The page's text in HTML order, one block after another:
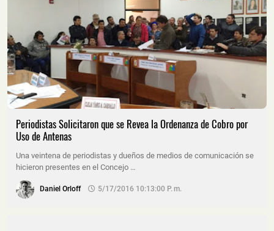
Periodistas Solicitaron que se Revea la Ordenanza de Cobro por
Uso de Antenas
Una veintena de periodistas y dueños de medios de comunicación se
hicieron presentes en el Concejo …
Daniel Orloff 5/17/2016 10:13:00 P. M.